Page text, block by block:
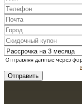
Отправляя данные через
Отправить